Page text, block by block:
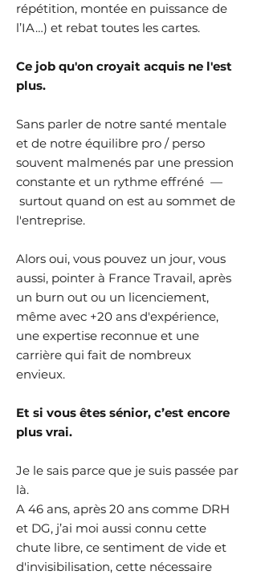
répétition, montée en puissance de
l’IA…) et rebat toutes les cartes.
Ce job qu'on croyait acquis ne l'est
plus.
Sans parler de notre santé mentale
et de notre équilibre pro / perso
souvent malmenés par une pression
constante et un rythme effréné —
surtout quand on est au sommet de
l'entreprise.
Alors oui, vous pouvez un jour, vous
aussi, pointer à France Travail, après
un burn out ou un licenciement,
même avec +20 ans d'expérience,
une expertise reconnue et une
carrière qui fait de nombreux
envieux.
Et si vous êtes sénior, c’est encore
plus vrai.
Je le sais parce que je suis passée par
là.
A 46 ans, après 20 ans comme DRH
et DG, j’ai moi aussi connu cette
chute libre, ce sentiment de vide et
d'invisibilisation, cette nécessaire